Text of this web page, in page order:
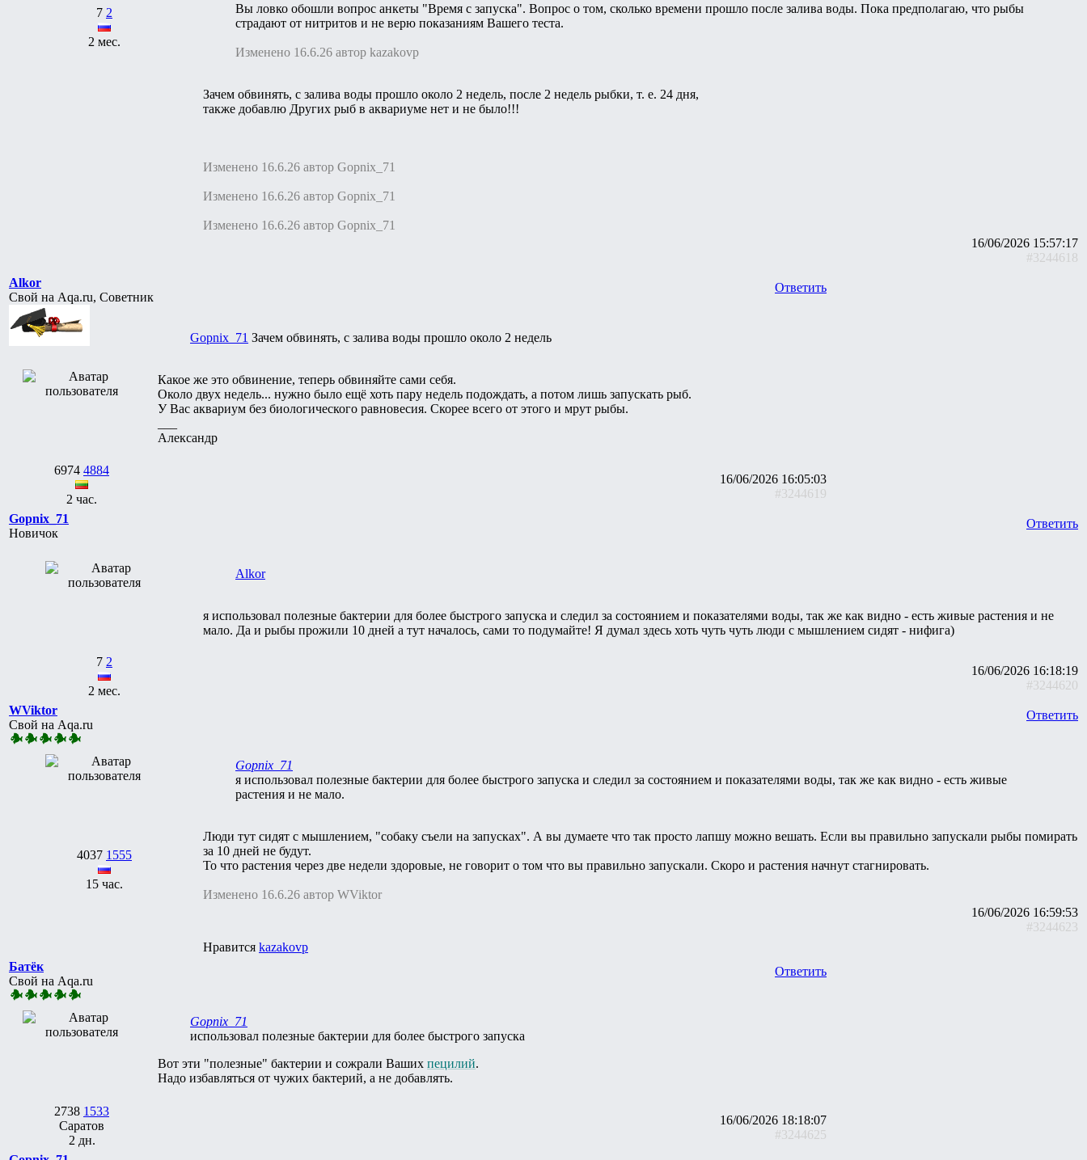
7 2
2 мес.
Вы ловко обошли вопрос анкеты "Время с запуска". Вопрос о том, сколько времени прошло после залива воды. Пока предполагаю, что рыбы
страдают от нитритов и не верю показаниям Вашего теста.
Изменено 16.6.26 автор kazakovp
Зачем обвинять, с залива воды прошло около 2 недель, после 2 недель рыбки, т. е. 24 дня,
также добавлю Других рыб в аквариуме нет и не было!!!
Изменено 16.6.26 автор Gopnix_71
Изменено 16.6.26 автор Gopnix_71
Изменено 16.6.26 автор Gopnix_71
16/06/2026 15:57:17
#3244618
Alkor
Свой на Aqa.ru, Советник
6974 4884
2 час.
Ответить
Gopnix_71 Зачем обвинять, с залива воды прошло около 2 недель
Какое же это обвинение, теперь обвиняйте сами себя.
Около двух недель... нужно было ещё хоть пару недель подождать, а потом лишь запускать рыб.
У Вас аквариум без биологического равновесия. Скорее всего от этого и мрут рыбы.
Александр
16/06/2026 16:05:03
#3244619
Gopnix_71
Новичок
7 2
2 мес.
Ответить
Alkor
я использовал полезные бактерии для более быстрого запуска и следил за состоянием и показателями воды, так же как видно - есть живые растения и не
мало. Да и рыбы прожили 10 дней а тут началось, сами то подумайте! Я думал здесь хоть чуть чуть люди с мышлением сидят - нифига)
16/06/2026 16:18:19
#3244620
WViktor
Свой на Aqa.ru
4037 1555
15 час.
Ответить
Gopnix_71
я использовал полезные бактерии для более быстрого запуска и следил за состоянием и показателями воды, так же как видно - есть живые
растения и не мало.
Люди тут сидят с мышлением, "собаку съели на запусках". А вы думаете что так просто лапшу можно вешать. Если вы правильно запускали рыбы помирать
за 10 дней не будут.
То что растения через две недели здоровые, не говорит о том что вы правильно запускали. Скоро и растения начнут стагнировать.
Изменено 16.6.26 автор WViktor
16/06/2026 16:59:53
#3244623
Нравится kazakovp
Батёк
Свой на Aqa.ru
2738 1533
Саратов
2 дн.
Ответить
Gopnix_71
использовал полезные бактерии для более быстрого запуска
Вот эти "полезные" бактерии и сожрали Ваших пецилий.
Надо избавляться от чужих бактерий, а не добавлять.
16/06/2026 18:18:07
#3244625